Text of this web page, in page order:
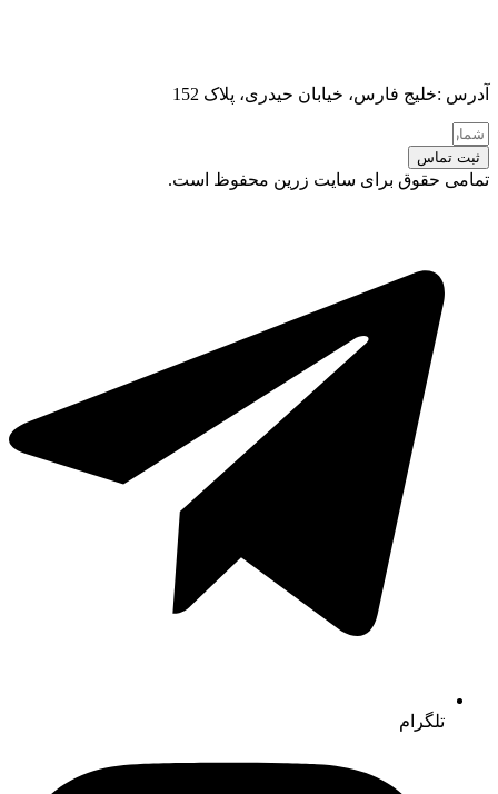
آدرس :خلیج فارس، خیابان حیدری، پلاک 152
ثبت تماس
تمامی حقوق برای سایت زرین محفوظ است.
تلگرام